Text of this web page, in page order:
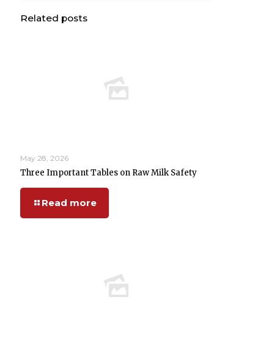
Related posts
May 28, 2026
Three Important Tables on Raw Milk Safety
Read more